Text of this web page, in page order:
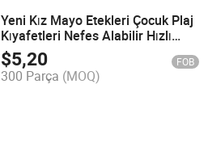
Yeni Kız Mayo Etekleri Çocuk Plaj
Kıyafetleri Nefes Alabilir Hızlı
Kuruyan Bebek Mayo
$5,20 FOB
300 Parça (MOQ)